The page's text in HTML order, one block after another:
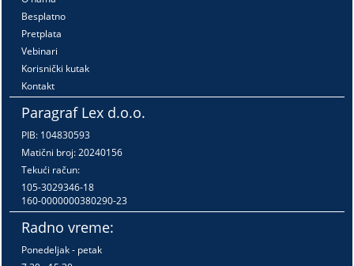
Besplatno
Pretplata
Vebinari
Korisnički kutak
Kontakt
Paragraf Lex d.o.o.
PIB: 104830593
Matični broj: 20240156
Tekući račun:
105-3029346-18
160-0000000380290-23
Radno vreme:
Ponedeljak - petak